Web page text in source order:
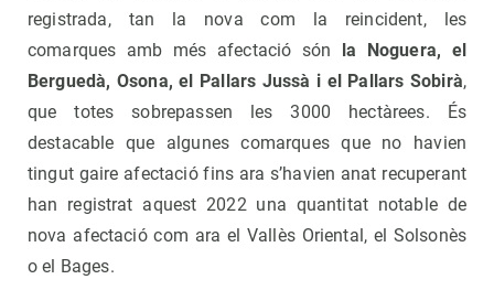
registrada, tan la nova com la reincident, les
comarques amb més afectació són la Noguera, el
Berguedà, Osona, el Pallars Jussà i el Pallars Sobirà,
que totes sobrepassen les 3000 hectàrees. És
destacable que algunes comarques que no havien
tingut gaire afectació fins ara s’havien anat recuperant
han registrat aquest 2022 una quantitat notable de
nova afectació com ara el Vallès Oriental, el Solsonès
o el Bages.